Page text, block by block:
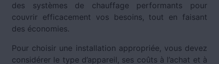
des systèmes de chauffage performants pour
couvrir efficacement vos besoins, tout en faisant
des économies.
Pour choisir une installation appropriée, vous devez
considérer le type d’appareil, ses coûts à l’achat et à